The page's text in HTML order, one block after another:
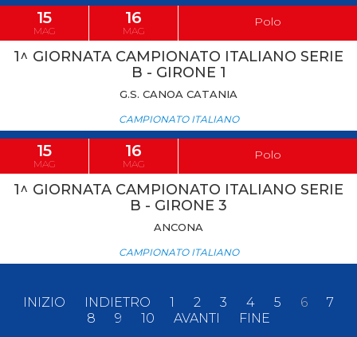
15
MAG
16
MAG
Polo
1^ GIORNATA CAMPIONATO ITALIANO SERIE
B - GIRONE 1
G.S. CANOA CATANIA
CAMPIONATO ITALIANO
15
MAG
16
MAG
Polo
1^ GIORNATA CAMPIONATO ITALIANO SERIE
B - GIRONE 3
ANCONA
CAMPIONATO ITALIANO
INIZIO INDIETRO 1 2 3 4 5 6
7
8
9 10 AVANTI FINE